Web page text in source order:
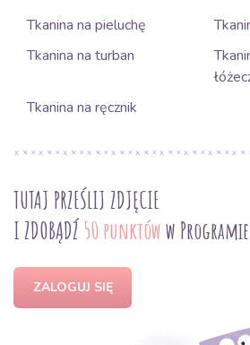
Tkanina na pieluchę
Tkanina na turban
Tkanina na ręcznik
TUTAJ PRZEŚLIJ ZDJĘCIE
I ZDOBĄDŹ 50 punktóww
ZALOGUJ SIĘ